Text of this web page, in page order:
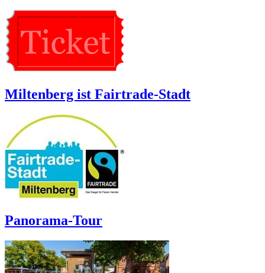
Miltenberg ist Fairtrade-Stadt
Panorama-Tour